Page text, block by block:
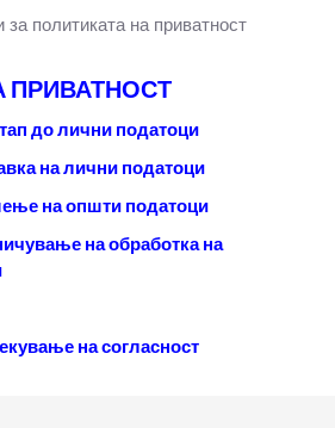
политиката на приватност
ПРИВАТНОСТ
до лични податоци
на лични податоци
на општи податоци
на обработка на
на согласност